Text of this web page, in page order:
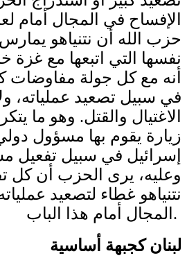
الإفساح في المجال أمام
حزب الله أن نتنياهو يمارس
نفسها التي اتبعها مع غزة
أنه مع كل جولة مفاوضات
في سبيل تصعيد عملياته،
الاغتيال والقتل. وهو ما
زيارة يقوم بها مسؤول دولي
إسرائيل في سبيل تفعيل
وعليه، يرى الحزب أن كل
نتنياهو غطاء لتصعيد
المجال أمام هذا الباب.
لبنان كجبهة أساسية